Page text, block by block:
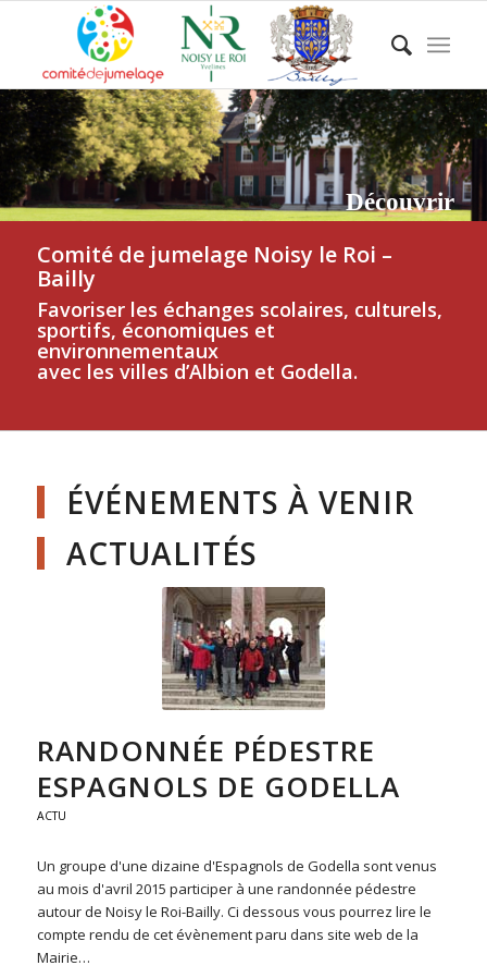
Découvrir
Comité de jumelage Noisy le Roi –
Bailly
Favoriser les échanges scolaires, culturels,
sportifs, économiques et
environnementaux
avec les villes d’Albion et Godella.
ÉVÉNEMENTS À VENIR
ACTUALITÉS
RANDONNÉE PÉDESTRE
ESPAGNOLS DE GODELLA
ACTU
Un groupe d'une dizaine d'Espagnols de Godella sont venus
au mois d'avril 2015 participer à une randonnée pédestre
autour de Noisy le Roi-Bailly. Ci dessous vous pourrez lire le
compte rendu de cet évènement paru dans site web de la
Mairie…